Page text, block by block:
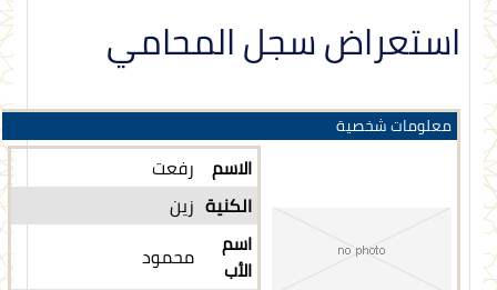
استعراض سجل المحامي
معلومات شخصية
الاسم رفعت
الكنية زين
اسم
الأب
محمود